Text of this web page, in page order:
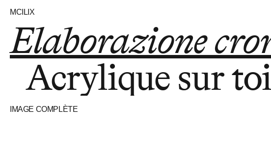
MCILIX
Elaborazione
Acrylique sur
IMAGE COMPLÈTE